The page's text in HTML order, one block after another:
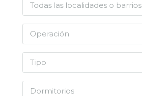
Todas las localidades o barrios
Operación
Tipo
Dormitorios